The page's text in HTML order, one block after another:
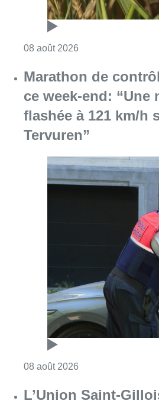
08 août 2026
Marathon de
ce week-end: “Une
flashée à 121 km/h
Tervuren”
08 août 2026
L’Union Saint-